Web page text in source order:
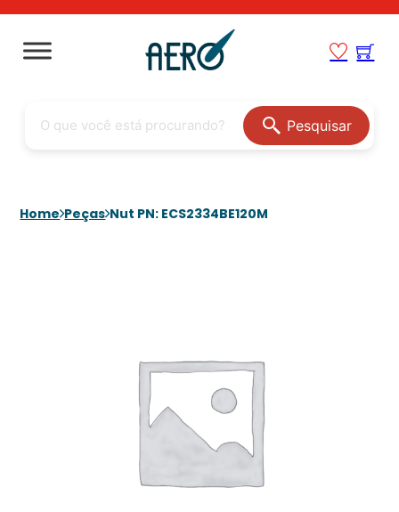
Pesquisar
Home Peças Nut PN: ECS2334BE120M